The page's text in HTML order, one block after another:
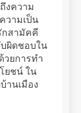
งความ
วามเป็น
กสามัคคี
ผิดชอบใน
ยการทำ
ยชน์ ใน
านเมือง